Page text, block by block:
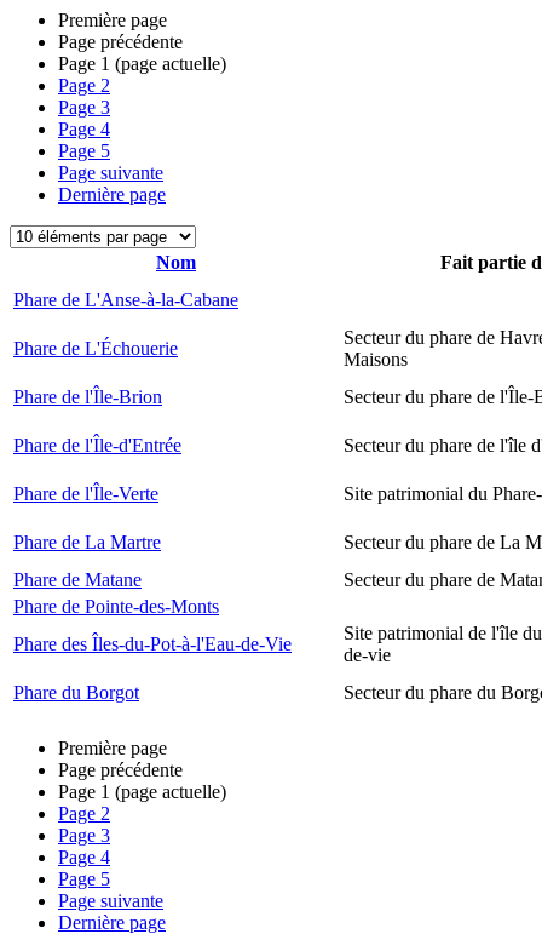
Première page
Page précédente
Page 1 (page actuelle)
Page 2
Page 3
Page 4
Page 5
Page suivante
Dernière page
Nom
Fait partie
Phare de L'Anse-à-la-Cabane
Phare de L'Échouerie
Secteur du phare de
Maisons
Phare de l'Île-Brion
Secteur du phare de l'Île-
Phare de l'Île-d'Entrée Secteur du phare de l'île
Phare de l'Île-Verte Site patrimonial du
Phare de La Martre
Secteur du phare de La
Phare de Matane
Secteur du phare de
Phare de Pointe-des-Monts
Phare des Îles-du-Pot-à-l'Eau-de-Vie
Site patrimonial de l'île
de-vie
Phare du Borgot
Secteur du phare du
Première page
Page précédente
Page 1 (page actuelle)
Page 2
Page 3
Page 4
Page 5
Page suivante
Dernière page